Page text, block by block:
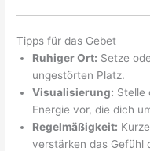
Tipps für das Gebet
Ruhiger Ort: Setze
ungestörten Platz.
Visualisierung: Stelle
Energie vor, die dich
Regelmäßigkeit:
verstärken das Gefühl